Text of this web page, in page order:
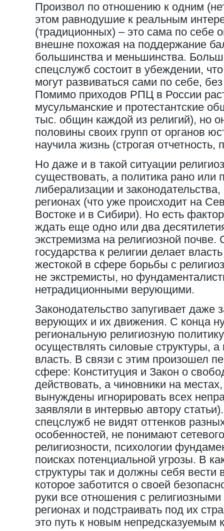
Произвол по отношению к одним
этом равнодушие к реальным
(традиционных) – это сама по себе
внешне похожая на поддержание
большинства и меньшинства.
спецслужб состоит в убеждении,
могут развиваться сами по себе,
Помимо приходов РПЦ в России
мусульманские и протестантские
тыс. общин каждой из религий), но
половины своих групп от органов
научила жизнь (строгая отчетность,
Но даже и в такой ситуации
существовать, а политика рано или
либерализации и
регионах (что уже происходит на
Востоке и в Сибири). Но есть
ждать еще одно или два
экстремизма на религиозной
государства к религии делает
жестокой в сфере борьбы с
не экстремисты, но
нетрадиционными верующими.
Законодательство запугивает даже
верующих и их движения. С конца
региональную религиозную
осуществлять силовые структуры, а
власть. В связи с этим произошел
сфере: Конституция и Закон о
действовать, а чиновники на
вынуждены игнорировать всех
заявляли в интервью автору
спецслужб не видят оттенков
особенностей, не понимают
религиозности, психологии
поисках потенциальной угрозы. В
структуры так и должны себя вести
которое заботится о своей
руки все отношения с
регионах и подстраивать под их
это путь к новым непредсказуемым